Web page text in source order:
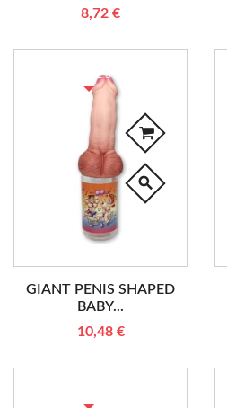
8,72 €
search
GIANT PENIS SHAPED
BABY...
10,48 €
RUPTURE DE STOCK